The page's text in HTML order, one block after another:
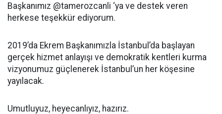
Başkanımız @tamerozcanli ‘ya ve destek veren
herkese teşekkür ediyorum.
2019’da Ekrem Başkanımızla İstanbul’da başlayan
gerçek hizmet anlayışı ve demokratik kentleri kurma
vizyonumuz güçlenerek İstanbul’un her köşesine
yayılacak.
Umutluyuz, heyecanlıyız, hazırız.